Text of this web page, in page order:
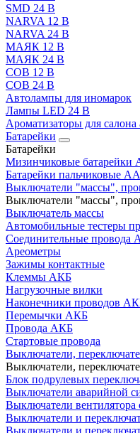
SMD 24 В
NARVA 12 В
NARVA 24 В
МАЯК 12 В
МАЯК 24 В
COB 12 В
COB 24 В
Автолампы для иномарок
Лампы LED 24 B
Ароматизаторы для салона
Батарейки
Батарейки
Мизинчиковые батарейки
Батарейки пальчиковые АА
Выключатели "массы",
Выключатели "массы",
Выключатель массы
Автомобильные тестеры
Соединительные провода
Ареометры
Зажимы контактные
Клеммы АКБ
Нагрузочные вилки
Наконечники проводов
Перемычки АКБ
Провода АКБ
Стартовые провода
Выключатели,
Выключатели,
Блок подрулевых
Выключатели аварийной
Выключатели вентилятора
Выключатели и